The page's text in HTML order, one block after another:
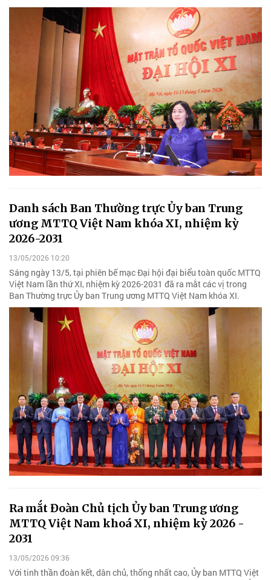
Danh sách Ban Thường trực Ủy ban Trung
ương MTTQ Việt Nam khóa XI, nhiệm kỳ
2026-2031
13/05/2026 10:20
Sáng ngày 13/5, tại phiên bế mạc Đại hội đại biểu toàn quốc MTTQ
Việt Nam lần thứ XI, nhiệm kỳ 2026-2031 đã ra mắt các vị trong
Ban Thường trực Ủy ban Trung ương MTTQ Việt Nam khóa XI.
Ra mắt Đoàn Chủ tịch Ủy ban Trung ương
MTTQ Việt Nam khoá XI, nhiệm kỳ 2026 -
2031
13/05/2026 09:36
Với tinh thần đoàn kết, dân chủ, thống nhất cao, Ủy ban MTTQ Việt